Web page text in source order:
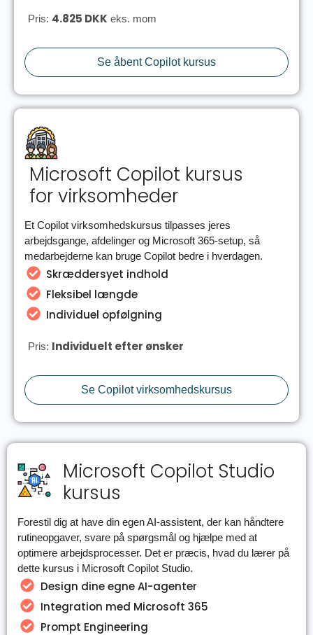
Pris: 4.825 DKK eks. mom
Se åbent Copilot kursus
Microsoft Copilot kursus
for virksomheder
Et Copilot virksomhedskursus tilpasses jeres
arbejdsgange, afdelinger og Microsoft 365-setup, så
medarbejderne kan bruge Copilot bedre i hverdagen.
Skræddersyet indhold
Fleksibel længde
Individuel opfølgning
Pris: Individuelt efter ønsker
Se Copilot virksomhedskursus
Microsoft Copilot Studio
kursus
Forestil dig at have din egen AI-assistent, der kan håndtere
rutineopgaver, svare på spørgsmål og hjælpe med at
optimere arbejdsprocesser. Det er præcis, hvad du lærer på
dette kursus i Microsoft Copilot Studio.
Design dine egne AI-agenter
Integration med Microsoft 365
Prompt Engineering